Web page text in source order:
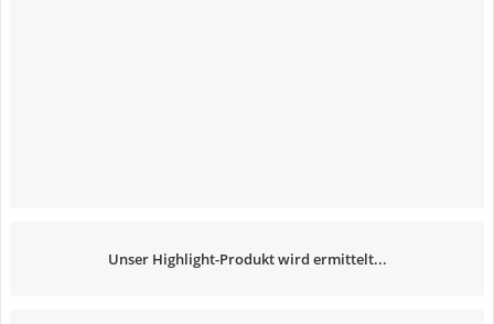
Unser Highlight-Produkt wird ermittelt...